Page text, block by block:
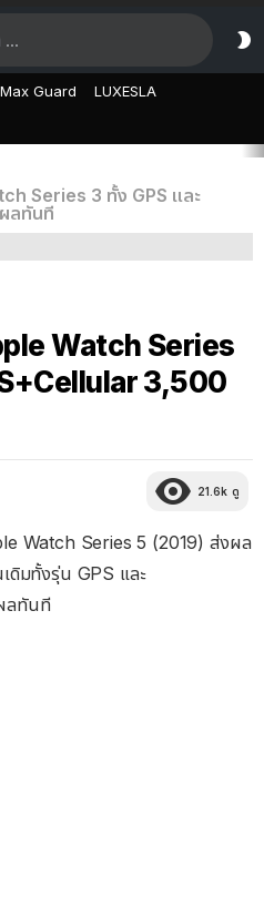
Max Guard LUXESLA
Series 3 ทั้ง GPS และ
ลทันที
Watch Series
3,500
21.6k ดู
Watch Series 5 (2019) ส่งผล
ดิมทั้งรุ่น GPS และ
ลทันที